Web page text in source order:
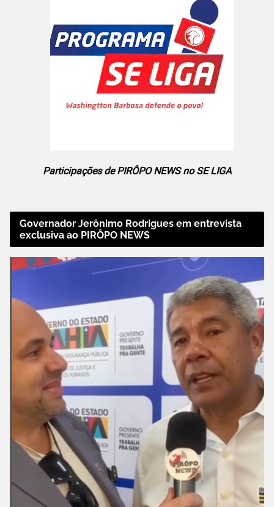
Participações de PIRÔPO NEWS no SE LIGA
Governador Jerônimo Rodrigues em entrevista
exclusiva ao PIRÔPO NEWS